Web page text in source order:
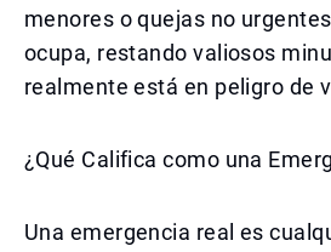
menores o quejas no
ocupa, restando valiosos
realmente está en peligro de
¿Qué Califica como una
Una emergencia real es